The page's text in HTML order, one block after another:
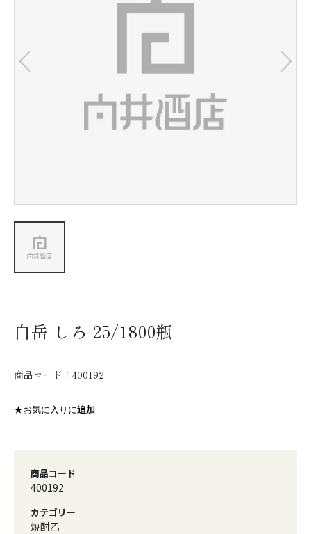
お気に入り機能の活用方法
会社情報
白岳 しろ 25/1800瓶
商品コード： 400192
★お気に入りに追加
商品コード
400192
カテゴリー
焼酎乙